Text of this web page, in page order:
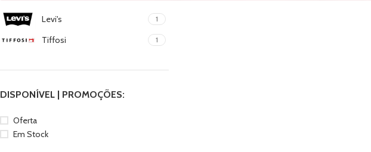
Levi's 1
Tiffosi 1
DISPONÍVEL | PROMOÇÕES:
Oferta
Em Stock